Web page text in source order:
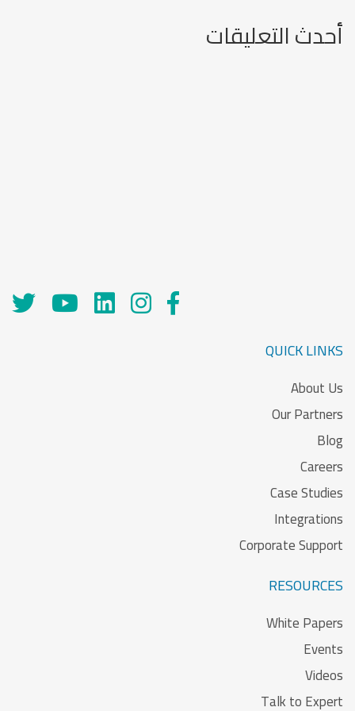
أحدث التعليقات
QUICK LINKS
About Us
Our Partners
Blog
Careers
Case Studies
Integrations
Corporate Support
RESOURCES
White Papers
Events
Videos
Talk to Expert